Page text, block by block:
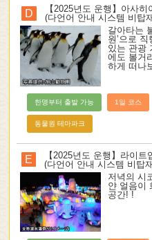
D
【2025년도 운행】아사
(다언어 안내 시스템 비탑
갈아타는
원’으로
있는 관광
에도 볼거
하게 떠나
한명부터 출발 가능 1일 코스
동물원 테마파크
E
【2025년도 운행】라이
(다언어 안내 시스템 비탑
저녁의 시
얀 얼음이
공간! !